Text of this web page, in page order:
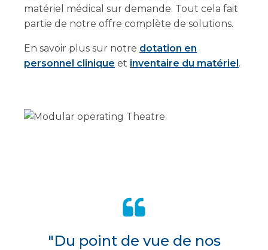
matériel médical sur demande. Tout cela fait
partie de notre offre complète de solutions.
En savoir plus sur notre dotation en
personnel clinique et inventaire du matériel.
"Du point de vue de nos